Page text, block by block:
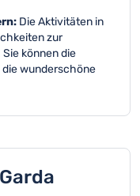
Die Aktivitäten in
zur
können die
die wunderschöne